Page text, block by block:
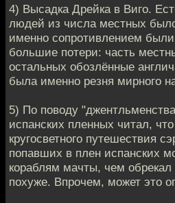
4) Высадка Дрейка в Виго.
людей из числа местных
именно сопротивлением
большие потери: часть
остальных обозлённые
была именно резня мирного
5) По поводу
испанских пленных читал,
кругосветного путешествия
попавших в плен испанских
кораблям мачты, чем обрекал
похуже. Впрочем, может это